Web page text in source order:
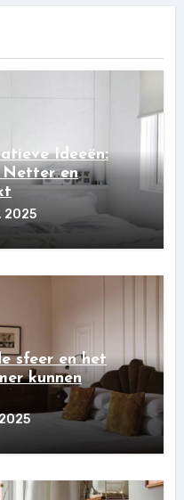
Ideeën:
Netter en
2025
sfeer en het
kunnen